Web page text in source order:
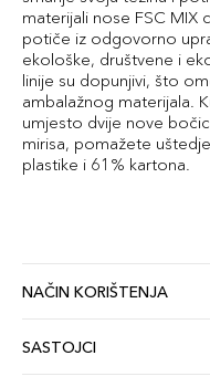
materijali nose FSC
potiče iz odgovorno
ekološke, društvene i
linije su dopunjivi, što
ambalažnog materijala.
umjesto dvije nove
mirisa, pomažete
plastike i 61% kartona.
NAČIN KORIŠTENJA
SASTOJCI